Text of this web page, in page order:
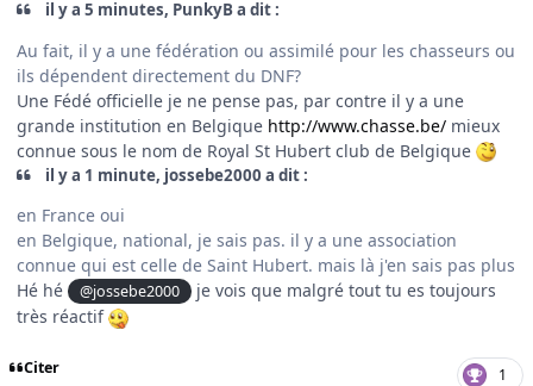
il y a 5 minutes, PunkyB a dit :
Au fait, il y a une fédération ou assimilé pour les chasseurs ou
ils dépendent directement du DNF?
Une Fédé officielle je ne pense pas, par contre il y a une
grande institution en Belgique http://www.chasse.be/ mieux
connue sous le nom de Royal St Hubert club de Belgique
il y a 1 minute, jossebe2000 a dit :
en France oui
en Belgique, national, je sais pas. il y a une association
connue qui est celle de Saint Hubert. mais là j'en sais pas plus
Hé hé
@jossebe2000
je vois que malgré tout tu es toujours
très réactif
Citer 1